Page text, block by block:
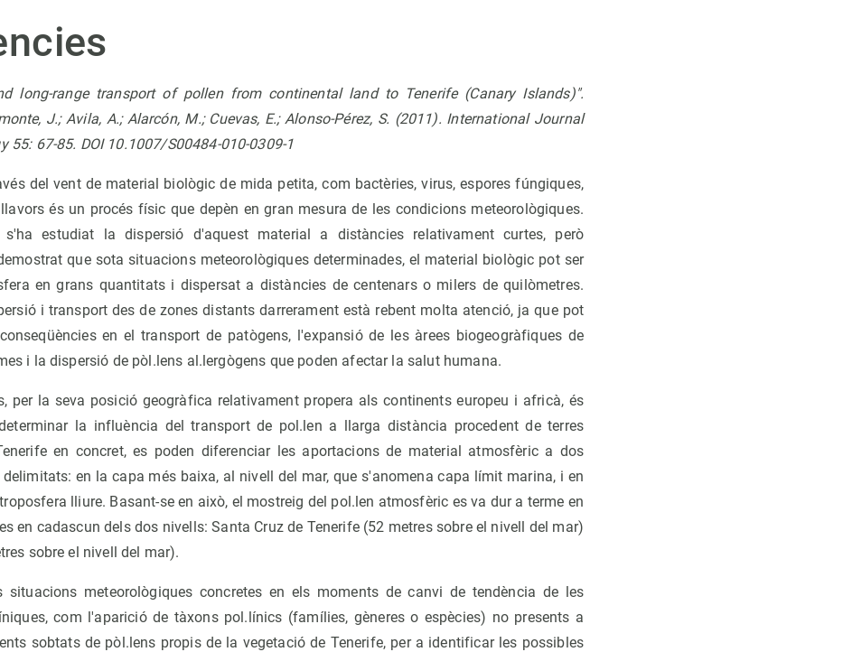
long-range transport of pollen from continental land to Tenerife (Canary Islands)".
J.; Avila, A.; Alarcón, M.; Cuevas, E.; Alonso-Pérez, S. (2011). International Journal
55: 67-85. DOI 10.1007/S00484-010-0309-1
del vent de material biològic de mida petita, com bactèries, virus, espores fúngiques,
és un procés físic que depèn en gran mesura de les condicions meteorològiques.
s'ha estudiat la dispersió d'aquest material a distàncies relativament curtes, però
que sota situacions meteorològiques determinades, el material biològic pot ser
en grans quantitats i dispersat a distàncies de centenars o milers de quilòmetres.
i transport des de zones distants darrerament està rebent molta atenció, ja que pot
en el transport de patògens, l'expansió de les àrees biogeogràfiques de
i la dispersió de pòl.lens al.lergògens que poden afectar la salut humana.
per la seva posició geogràfica relativament propera als continents europeu i africà, és
la influència del transport de pol.len a llarga distància procedent de terres
en concret, es poden diferenciar les aportacions de material atmosfèric a dos
en la capa més baixa, al nivell del mar, que s'anomena capa límit marina, i en
lliure. Basant-se en això, el mostreig del pol.len atmosfèric es va dur a terme en
en cadascun dels dos nivells: Santa Cruz de Tenerife (52 metres sobre el nivell del mar)
sobre el nivell del mar).
situacions meteorològiques concretes en els moments de canvi de tendència de les
com l'aparició de tàxons pol.línics (famílies, gèneres o espècies) no presents a
sobtats de pòl.lens propis de la vegetació de Tenerife, per a identificar les possibles